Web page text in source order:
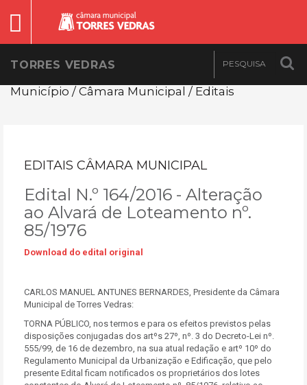
TORRES VEDRAS
Município / Câmara Municipal / Editais
EDITAIS CÂMARA MUNICIPAL
Edital N.º 164/2016 - Alteração
ao Alvará de Loteamento nº.
85/1976
Download do edital original
CARLOS MANUEL ANTUNES BERNARDES, Presidente da Câmara
Municipal de Torres Vedras:
TORNA PÚBLICO, nos termos e para os efeitos previstos pelas
disposições conjugadas dos artºs 27º, nº. 3 do Decreto-Lei nº.
555/99, de 16 de dezembro, na sua atual redação e artº 10º do
Regulamento Municipal da Urbanização e Edificação, que pelo
presente Edital ficam notificados os proprietários dos lotes